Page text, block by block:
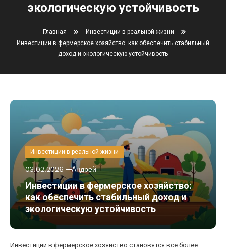
экологическую устойчивость
Главная
Инвестиции в реальной жизни
Инвестиции в фермерское хозяйство: как обеспечить стабильный
доход и экологическую устойчивость
Инвестиции в реальной жизни
03.02.2026 Андрей
Инвестиции в фермерское хозяйство:
как обеспечить стабильный доход и
экологическую устойчивость
Инвестиции в фермерское хозяйство становятся все более